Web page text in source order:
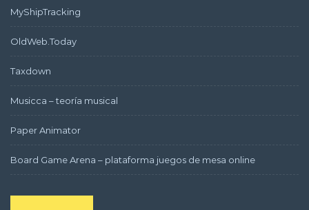
MyShipTracking
OldWeb.Today
Taxdown
Musicca – teoría musical
Paper Animator
Board Game Arena – plataforma juegos de mesa online